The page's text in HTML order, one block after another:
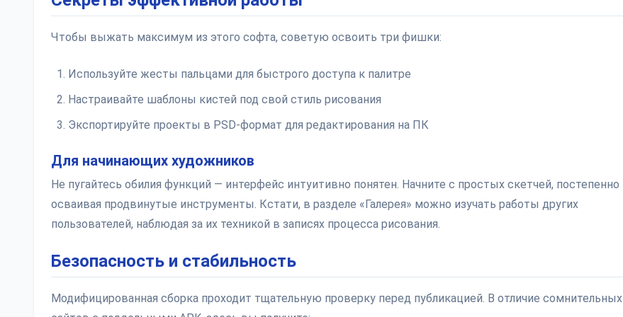
Чтобы выжать максимум из этого софта, советую освоить три фишки:
Используйте жесты пальцами для быстрого доступа к палитре
Настраивайте шаблоны кистей под свой стиль рисования
Экспортируйте проекты в PSD-формат для редактирования на ПК
Для начинающих художников
Не пугайтесь обилия функций — интерфейс интуитивно понятен. Начните с простых скетчей, постепенно
осваивая продвинутые инструменты. Кстати, в разделе «Галерея» можно изучать работы других
пользователей, наблюдая за их техникой в записях процесса рисования.
Безопасность и стабильность
Модифицированная сборка проходит тщательную проверку перед публикацией. В отличие сомнительных